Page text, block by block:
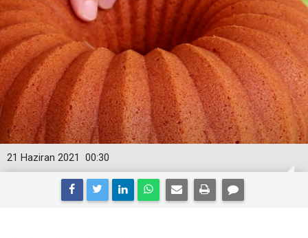
00:30
21 Haziran 2021